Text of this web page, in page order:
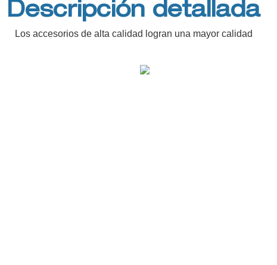
Descripción detallada
Los accesorios de alta calidad logran una mayor calidad